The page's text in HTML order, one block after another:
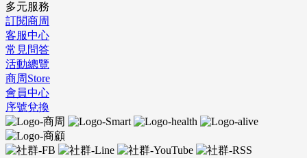
多元服務
訂閱商周
客服中心
常見問答
活動總覽
商周Store
會員中心
序號兌換